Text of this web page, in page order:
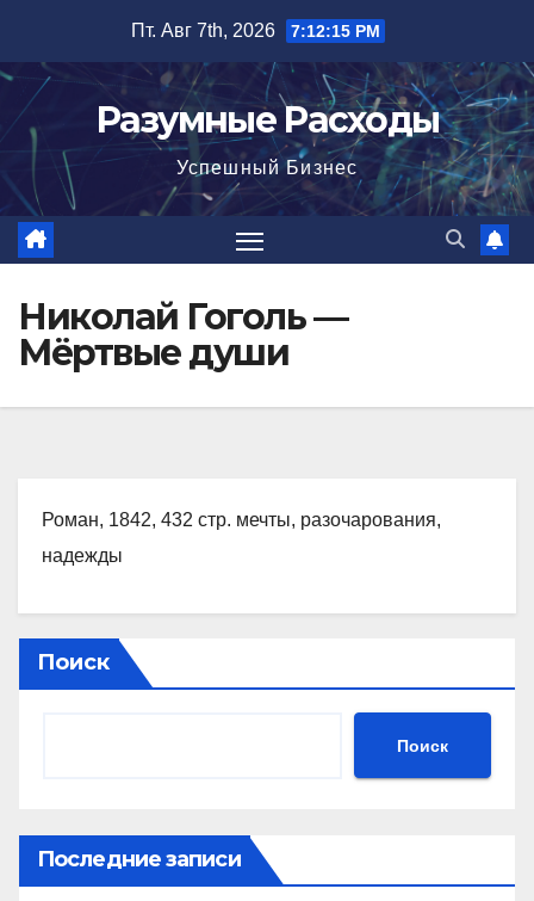
содержимому
Пт. Авг 7th, 2026 7:12:16 PM
Разумные Расходы
Успешный Бизнес
Николай Гоголь —
Мёртвые души
Роман, 1842, 432 стр. мечты, разочарования,
надежды
Поиск
Поиск
Последние записи